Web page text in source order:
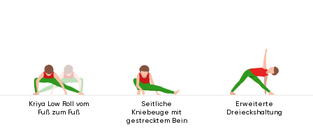
Kriya Low Roll vom
Fuß zum Fuß
Seitliche
Kniebeuge mit
gestrecktem Bein
Erweiterte
Dreieckshaltung